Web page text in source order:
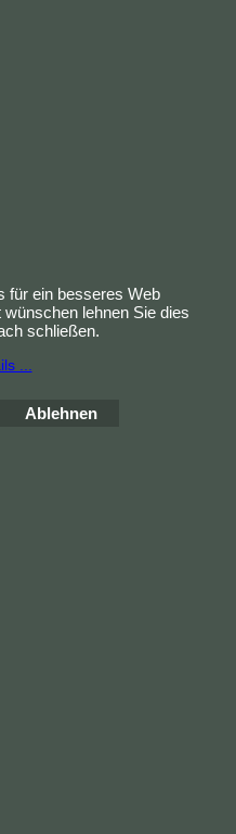
für ein besseres Web
lehnen Sie dies
schließen.
...
Ablehnen